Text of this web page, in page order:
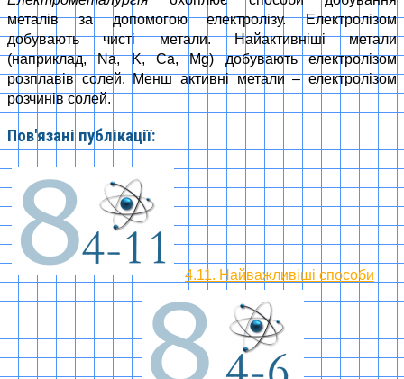
металів за допомогою електролізу. Електролізом
добувають чисті метали. Найактивніші метали
(наприклад, Na, K, Ca, Mg) добувають електролізом
розплавів солей. Менш активні метали – електролізом
розчинів солей.
Пов'язані публікації:
4.11. Найважливіші способи